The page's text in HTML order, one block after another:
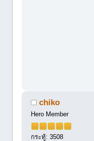
chiko
Hero Member
กระทู้: 3508